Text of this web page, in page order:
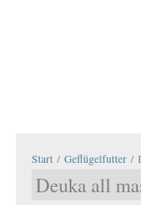
Start / Geflügelfutter /
Deuka all